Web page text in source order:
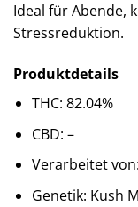
Ideal für Abende,
Stressreduktion.
Produktdetails
THC: 82.04%
CBD: –
Verarbeitet
Genetik: Kush